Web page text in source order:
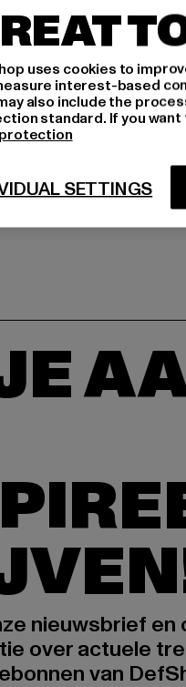
nieuwsbrief en
over actuele
van
uses cookies to
interest-based
also include the
standard. If you want
SETTINGS